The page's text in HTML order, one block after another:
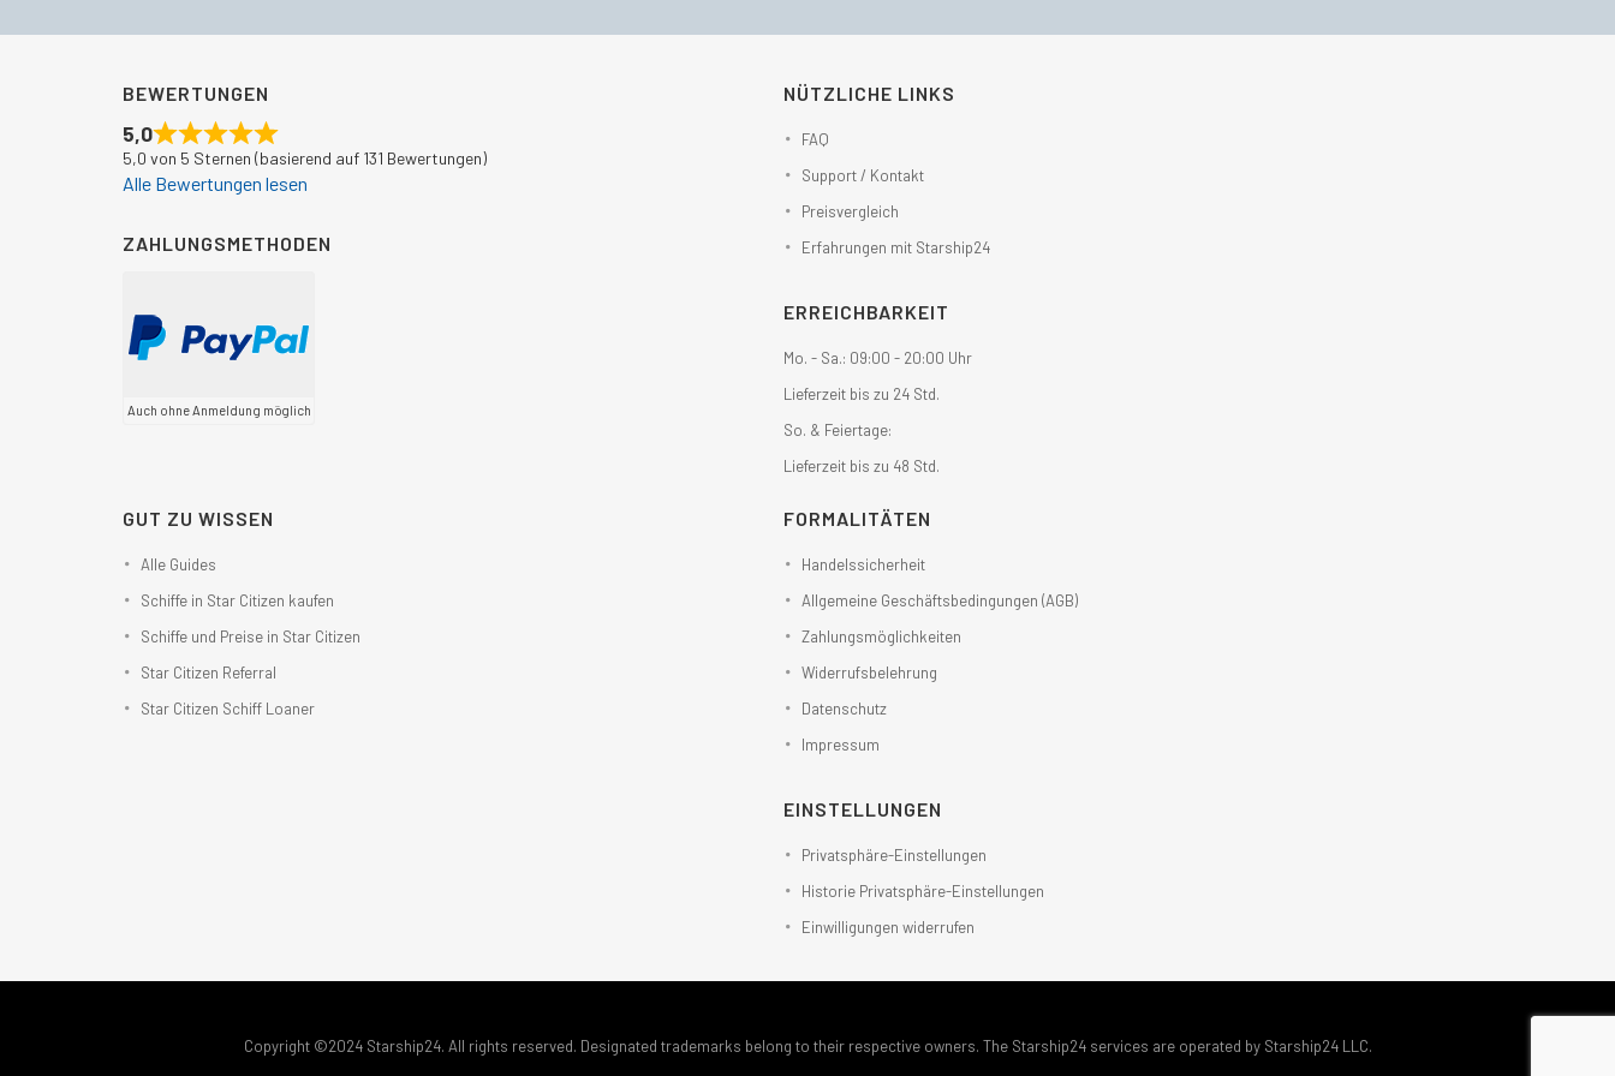
BEWERTUNGEN
5,0
5,0 von 5 Sternen (basierend auf 131 Bewertungen)
Alle Bewertungen lesen
ZAHLUNGSMETHODEN
Auch ohne Anmeldung möglich
NÜTZLICHE LINKS
FAQ
Support / Kontakt
Preisvergleich
Erfahrungen mit Starship24
ERREICHBARKEIT
Mo. - Sa.: 09:00 - 20:00 Uhr
Lieferzeit bis zu 24 Std.
So. & Feiertage:
Lieferzeit bis zu 48 Std.
GUT ZU WISSEN
Alle Guides
Schiffe in Star Citizen kaufen
Schiffe und Preise in Star Citizen
Star Citizen Referral
Star Citizen Schiff Loaner
FORMALITÄTEN
Handelssicherheit
Allgemeine Geschäftsbedingungen (AGB)
Zahlungsmöglichkeiten
Widerrufsbelehrung
Datenschutz
Impressum
EINSTELLUNGEN
Privatsphäre-Einstellungen
Historie Privatsphäre-Einstellungen
Einwilligungen widerrufen
Copyright ©2024 Starship24. All rights reserved. Designated trademarks belong to their respective owners. The Starship24 services are operated by Starship24 LLC.